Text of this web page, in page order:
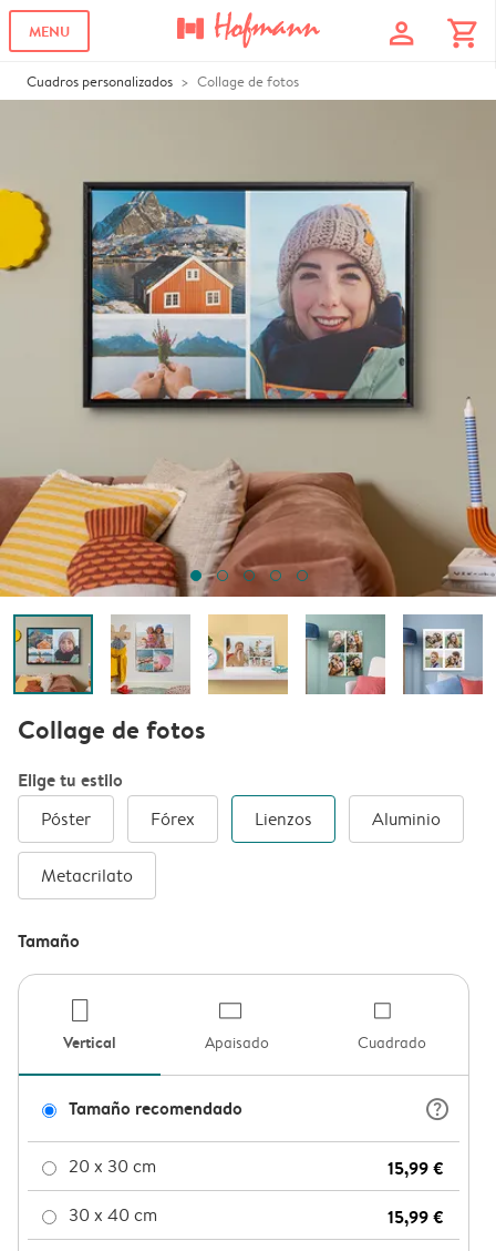
MENU profile shopping_cart
Cuadros personalizados Collage de fotos
Collage de fotos
Elige tu estilo
Póster Fórex Lienzos Aluminio
Metacrilato
Tamaño
product-
Vertical Apaisado Cuadrado
Tamaño recomendado question_mark_circle
20 x 30 cm 15,99 €
30 x 40 cm 15,99 €